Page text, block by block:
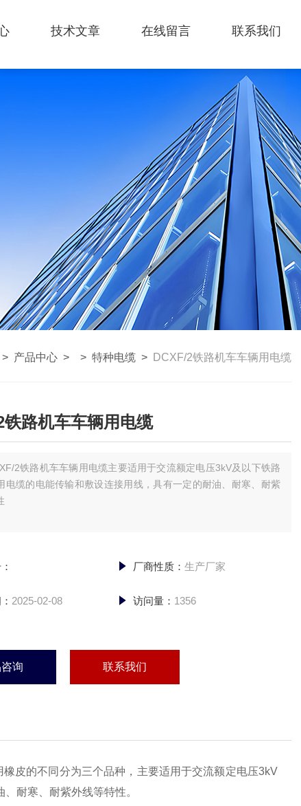
技术文章 在线留言 联系我们
> 产品中心 > > 特种电缆 > DCXF/2铁路机车车辆用电缆
铁路机车车辆用电缆
2铁路机车车辆用电缆主要适用于交流额定电压3kV及以下铁路
电缆的电能传输和敷设连接用线，具有一定的耐油、耐寒、耐紫
厂商性质： 生产厂家
2025-02-08 访问量： 1356
询 联系我们
皮的不同分为三个品种，主要适用于交流额定电压3kV
耐寒、耐紫外线等特性。